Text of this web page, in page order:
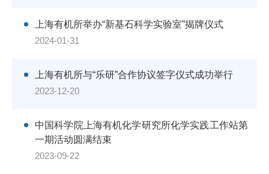
上海有机所举办“新基石科学实验室”揭牌仪式
2024-01-31
上海有机所与“乐研”合作协议签字仪式成功举行
2023-12-20
中国科学院上海有机化学研究所化学实践工作站第
一期活动圆满结束
2023-09-22